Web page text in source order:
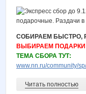
СОБИРАЕМ БЫСТРО,
ВЫБИРАЕМ
ТЕМА СБОРА ТУТ:
www.nn.ru/community/
Читать полностью